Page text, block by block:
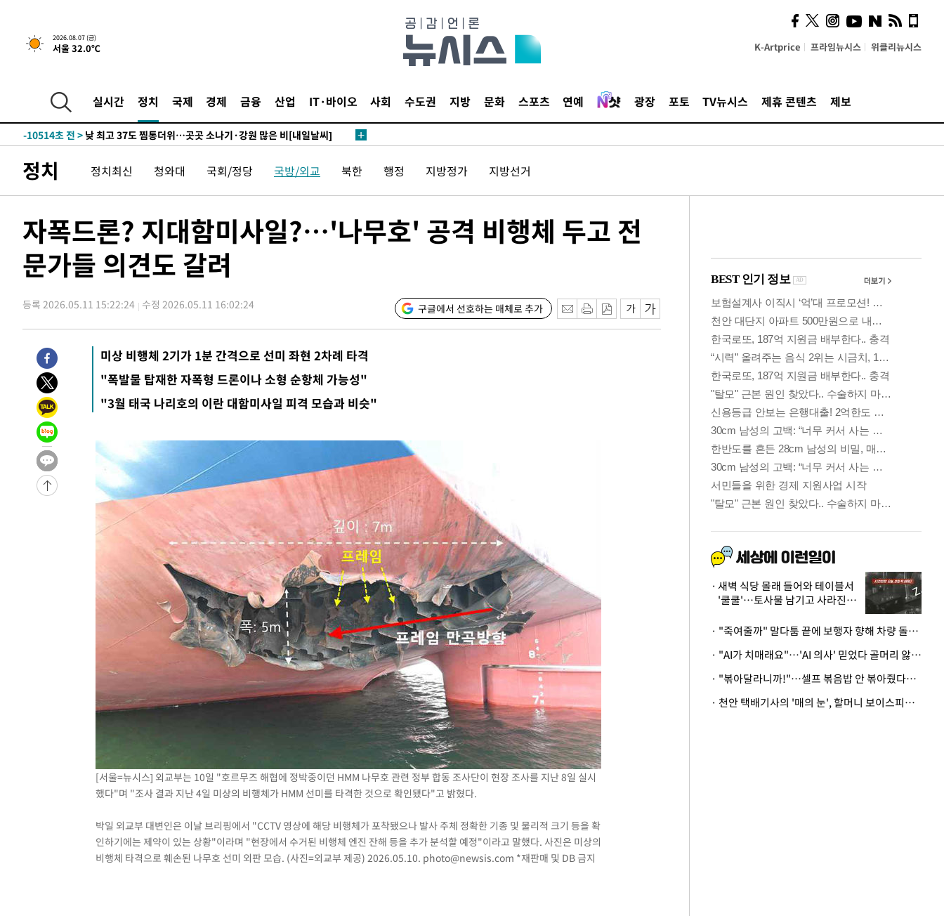
2026.08.07 (금)
서울 32.0℃ K-Artprice 프라임뉴시스 위클리뉴시스
실시간 정치 국제 경제 금융 산업 IT·바이오 사회 수도권 지방 문화 스포츠 연예 광장 포토 TV뉴시스 제휴 콘텐츠 제보
↓-21963초 전 >[속보]이 대통령 "부동산 공급 기존 사고방식 매달리지 말고 과감히
실천"
-21048초 전 >이란, "오만과 '중앙 단일 루트' 합의…북쪽 인바운드·남쪽 아웃바
-12580초 전 >
[속보]이 대통령, '호우피해' 안동·의성 관할 4개 면 특별재난지역
-12543초 전 >
갈 수도
-10514초 전 > 낮 최고 37도 찜통더위…곳곳 소나기·강원 많은 비[내일날씨]
응"
-5676초 전 >
여자배구 이재영·이다영 자매, 아제르바이잔 투란VC 입단
-4929초 전 >외국인 심판 성 접대 7경기 들여다보니…한국 축구 '5승 2무'
-4616초 전 >[속보]코스피, 6200선 약보합…0.60% 내린 6258.77에 마쳐
-4596초 전 >[속보]원·달러 환율, 7.7원 내린 1416.1원 마감
-4485초 전 >[속보] 노원서 40.1도 관측…서울, 2018년 이후 첫 40도
-448초 전 >외신들도 주목한 韓축구 파문…"국민적 공분에 수사 재개"
-419초 전 >11시간 압수수색에 성접대 파문까지…'쑥대밭' 된 축구협회
9분 전 >[속보]규제합리화위원회 부위원장에 김태유 서울대 공대 교수…이병태 후
-29533초 전 >
이강인, 폭염 속 AT마드리드 첫 훈련…80명 식사 대접까지(종합)
-26672초 전 >
하향수정 (2보)
-26120초 전 >
[속보] 미 사업체, 일자리 7월에 2.3만 개 줄어…실업률은 4.1%로
-21983초 전 >
실천"
-21068초 전 >
이란, "오만과 '중앙 단일 루트' 합의…북쪽 인바운드·남쪽 아웃바
운드는 임시"
-12636초 전 >
"낮 기온 소폭 하락"…수도권 폭염중대경보, 폭염경보로 하향
-12600초 전 >
[속보]이 대통령, '호우피해' 안동·의성 관할 4개 면 특별재난지역
[단독]중수청 지원 검사들, 정원 초과 시 낮은 계급 임용…희망지 못
낮 최고 37도 찜통더위…곳곳 소나기·강원 많은 비[내일날씨]
SK하이닉스, 용인·청주 팹에 54조 투자…"AI 메모리 수요 선제 대
여자배구 이재영·이다영 자매, 아제르바이잔 투란VC 입단
외국인 심판 성 접대 7경기 들여다보니…한국 축구 '5승 2무'
[속보]코스닥, 2.86포인트(0.36%) 내린 798.81마감
[속보]코스피, 6200선 약보합…0.60% 내린 6258.77에 마쳐
[속보]원·달러 환율, 7.7원 내린 1416.1원 마감
[속보] 노원서 40.1도 관측…서울, 2018년 이후 첫 40도
[속보]종합특검, '계엄 수용공간 확보' 신용해 前교정본부장 기소
외신들도 주목한 韓축구 파문…"국민적 공분에 수사 재개"
정치 정치최신 청와대 국회/정당 국방/외교 북한 행정 지방정가 지방선거
자폭드론? 지대함미사일?…'나무호' 공격 비행체 두고 전
문가들 의견도 갈려
등록 2026.05.11 15:22:24 수정 2026.05.11 16:02:24 구글에서 선호하는 매체로 추가
미상 비행체 2기가 1분 간격으로 선미 좌현 2차례 타격
"폭발물 탑재한 자폭형 드론이나 소형 순항체 가능성"
"3월 태국 나리호의 이란 대함미사일 피격 모습과 비슷"
[서울=뉴시스] 외교부는 10일 "호르무즈 해협에 정박중이던 HMM 나무호 관련 정부 합동 조사단이 현장 조사를 지난 8일 실시
했다"며 "조사 결과 지난 4일 미상의 비행체가 HMM 선미를 타격한 것으로 확인됐다"고 밝혔다.
박일 외교부 대변인은 이날 브리핑에서 "CCTV 영상에 해당 비행체가 포착됐으나 발사 주체 정확한 기종 및 물리적 크기 등을 확
인하기에는 제약이 있는 상황"이라며 "현장에서 수거된 비행체 엔진 잔해 등을 추가 분석할 예정"이라고 말했다. 사진은 미상의
비행체 타격으로 훼손된 나무호 선미 외판 모습. (사진=외교부 제공) 2026.05.10. photo@newsis.com *재판매 및 DB 금지
시, 스마트폰 액세서리에
NFC 더했다
새벽 식당 몰래 들어와 테이블서
'쿨쿨'…토사물 남기고 사라진 남
· "죽여줄까" 말다툼 끝에 보행자 향해 차량 돌진…50대 여성 중상
· "AI가 치매래요"…'AI 의사' 믿었다 골머리 앓는 美 의료계 '경고'
· "볶아달라니까!"…셀프 볶음밥 안 볶아줬다고 사장 폭행한 손님
· 천안 택배기사의 '매의 눈', 할머니 보이스피싱 피해 막아